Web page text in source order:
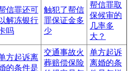
信罪还可
以解冻银行
吗
触犯了帮信
罪保证金多
少
帮信罪取
保候审的
几率多
大？
方起诉离
的条件是
交通事故火
葬赔偿保险
单方起诉
离婚的条